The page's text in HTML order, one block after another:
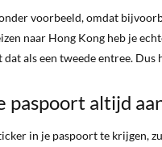
voorbeeld, omdat
naar Hong Kong heb je
als een tweede entree.
paspoort altijd
in je paspoort te krijgen,